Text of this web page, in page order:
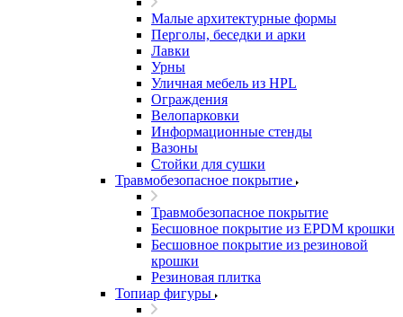
Малые архитектурные формы
Перголы, беседки и арки
Лавки
Урны
Уличная мебель из HPL
Ограждения
Велопарковки
Информационные стенды
Вазоны
Стойки для сушки
Травмобезопасное покрытие
Травмобезопасное покрытие
Бесшовное покрытие из EPDM крошки
Бесшовное покрытие из резиновой
крошки
Резиновая плитка
Топиар фигуры